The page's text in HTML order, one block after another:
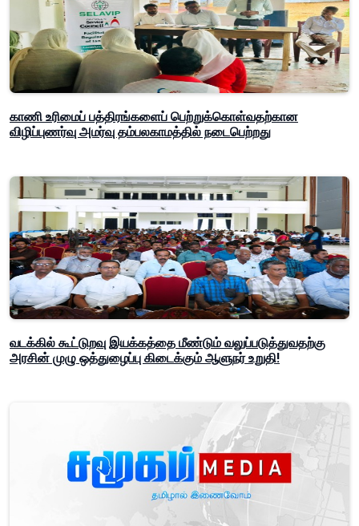
காணி உரிமைப் பத்திரங்களைப் பெற்றுக்கொள்வதற்கான
விழிப்புணர்வு அமர்வு தம்பலகாமத்தில் நடைபெற்றது
வடக்கில் கூட்டுறவு இயக்கத்தை மீண்டும் வலுப்படுத்துவதற்கு
அரசின் முழு ஒத்துழைப்பு கிடைக்கும் ஆளுநர் உறுதி!